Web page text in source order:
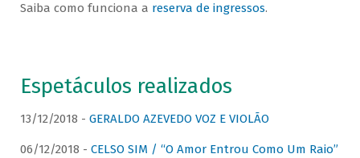
Saiba como funciona a reserva de ingressos.
Espetáculos realizados
13/12/2018 - GERALDO AZEVEDO VOZ E VIOLÃO
06/12/2018 - CELSO SIM / “O Amor Entrou Como Um Raio”